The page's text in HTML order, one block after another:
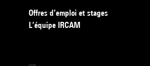
Offres d’emploi et stages
L’équipe IRCAM